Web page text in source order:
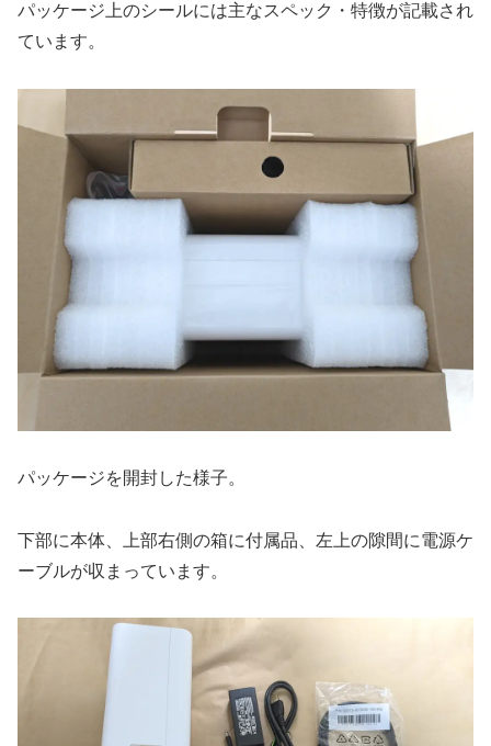
パッケージ上のシールには主なスペック・特徴が記載され
ています。
パッケージを開封した様子。
下部に本体、上部右側の箱に付属品、左上の隙間に電源ケ
ーブルが収まっています。